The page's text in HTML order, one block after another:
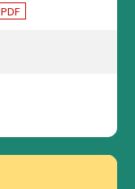
PDF